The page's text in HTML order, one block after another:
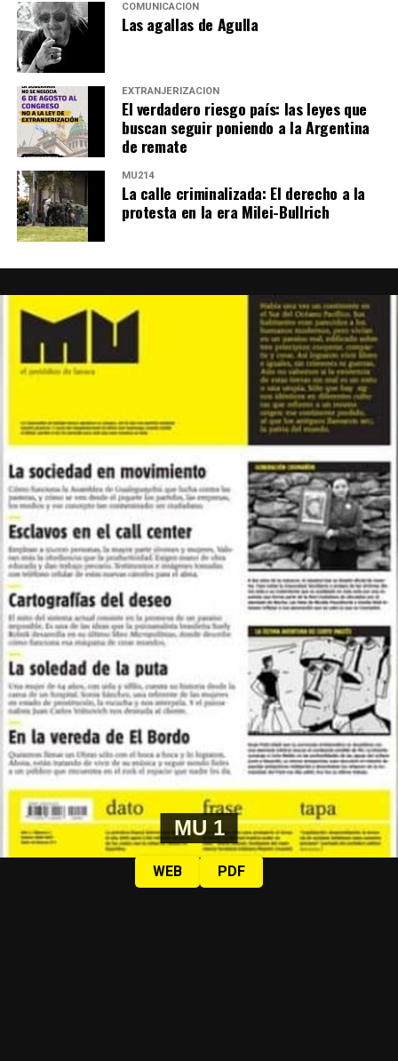
COMUNICACIÓN
Las agallas de Agulla
EXTRANJERIZACIÓN
El verdadero riesgo país: las leyes que
buscan seguir poniendo a la Argentina
de remate
MU214
La calle criminalizada: El derecho a la
protesta en la era Milei-Bullrich
MU 1
WEB PDF